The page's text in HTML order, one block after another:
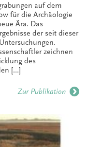
auf dem
für die Archäologie
Ära. Das
der seit dieser
zeichnen
des
[…]
Zur Publikation